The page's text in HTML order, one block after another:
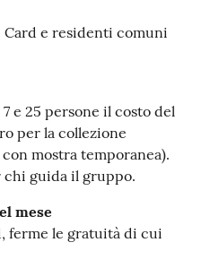
Card e residenti comuni
e 25 persone il costo del
per la collezione
mostra temporanea).
chi guida il gruppo.
mese
ferme le gratuità di cui